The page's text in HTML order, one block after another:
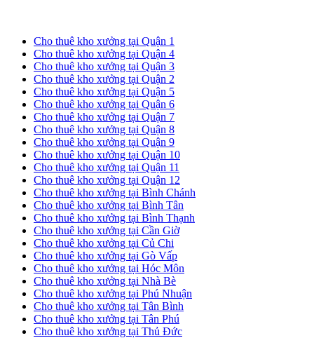
Cho thuê kho xưởng tại Quận 1
Cho thuê kho xưởng tại Quận 4
Cho thuê kho xưởng tại Quận 3
Cho thuê kho xưởng tại Quận 2
Cho thuê kho xưởng tại Quận 5
Cho thuê kho xưởng tại Quận 6
Cho thuê kho xưởng tại Quận 7
Cho thuê kho xưởng tại Quận 8
Cho thuê kho xưởng tại Quận 9
Cho thuê kho xưởng tại Quận 10
Cho thuê kho xưởng tại Quận 11
Cho thuê kho xưởng tại Quận 12
Cho thuê kho xưởng tại Bình Chánh
Cho thuê kho xưởng tại Bình Tân
Cho thuê kho xưởng tại Bình Thạnh
Cho thuê kho xưởng tại Cần Giờ
Cho thuê kho xưởng tại Củ Chi
Cho thuê kho xưởng tại Gò Vấp
Cho thuê kho xưởng tại Hóc Môn
Cho thuê kho xưởng tại Nhà Bè
Cho thuê kho xưởng tại Phú Nhuận
Cho thuê kho xưởng tại Tân Bình
Cho thuê kho xưởng tại Tân Phú
Cho thuê kho xưởng tại Thủ Đức